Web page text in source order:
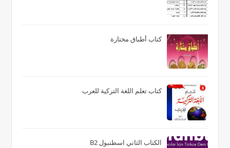
كتاب أطباق مختارة
كتاب تعلم اللغة التركية للعرب
الكتاب الثاني اسطنبول B2